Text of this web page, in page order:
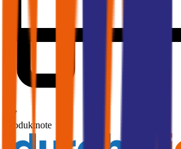
1,7
Produktnote